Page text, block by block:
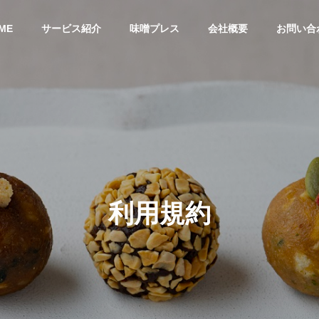
サービス紹介 味噌プレス 会社概要 お問い合
利用規約